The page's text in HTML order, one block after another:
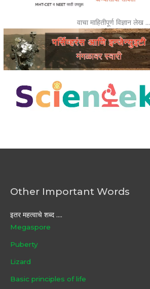
वाचा माहितीपूर्ण विज्ञान लेख …
Other Important Words
इतर महत्वाचे शब्द ....
Megaspore
Puberty
Lizard
Basic principles of life